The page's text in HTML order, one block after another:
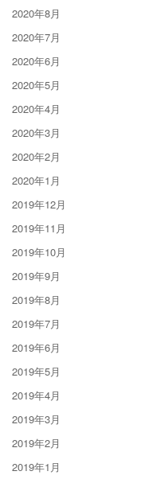
2020年8月
2020年7月
2020年6月
2020年5月
2020年4月
2020年3月
2020年2月
2020年1月
2019年12月
2019年11月
2019年10月
2019年9月
2019年8月
2019年7月
2019年6月
2019年5月
2019年4月
2019年3月
2019年2月
2019年1月